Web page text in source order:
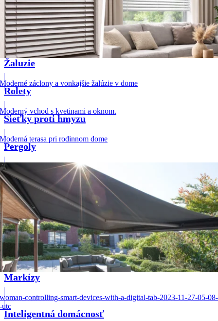
Žaluzie
Rolety
Sieťky proti hmyzu
Pergoly
Markízy
Inteligentná domácnosť